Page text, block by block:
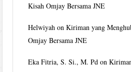
Kisah Omjay Bersama JNE
Helwiyah onKiriman yang
Omjay Bersama JNE
Eka Fitria, S. Si., M. Pd on